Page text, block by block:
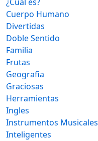
Cuerpo Humano
Divertidas
Doble Sentido
Familia
Frutas
Geografia
Graciosas
Herramientas
Ingles
Instrumentos Musicales
Inteligentes